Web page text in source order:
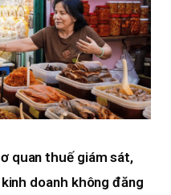
quan thuế giám sát,
doanh không đăng